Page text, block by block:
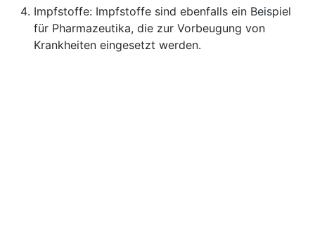
Impfstoffe: Impfstoffe sind ebenfalls ein Beispiel
für Pharmazeutika, die zur Vorbeugung von
Krankheiten eingesetzt werden.